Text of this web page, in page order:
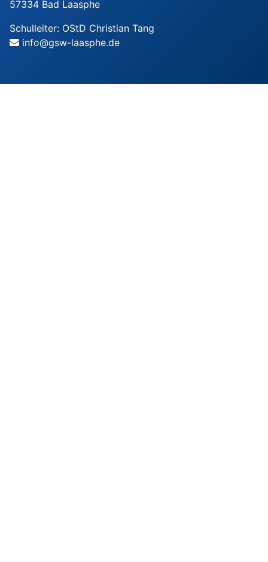
57334 Bad Laasphe
Schulleiter: OStD Christian Tang
info@gsw-laasphe.de